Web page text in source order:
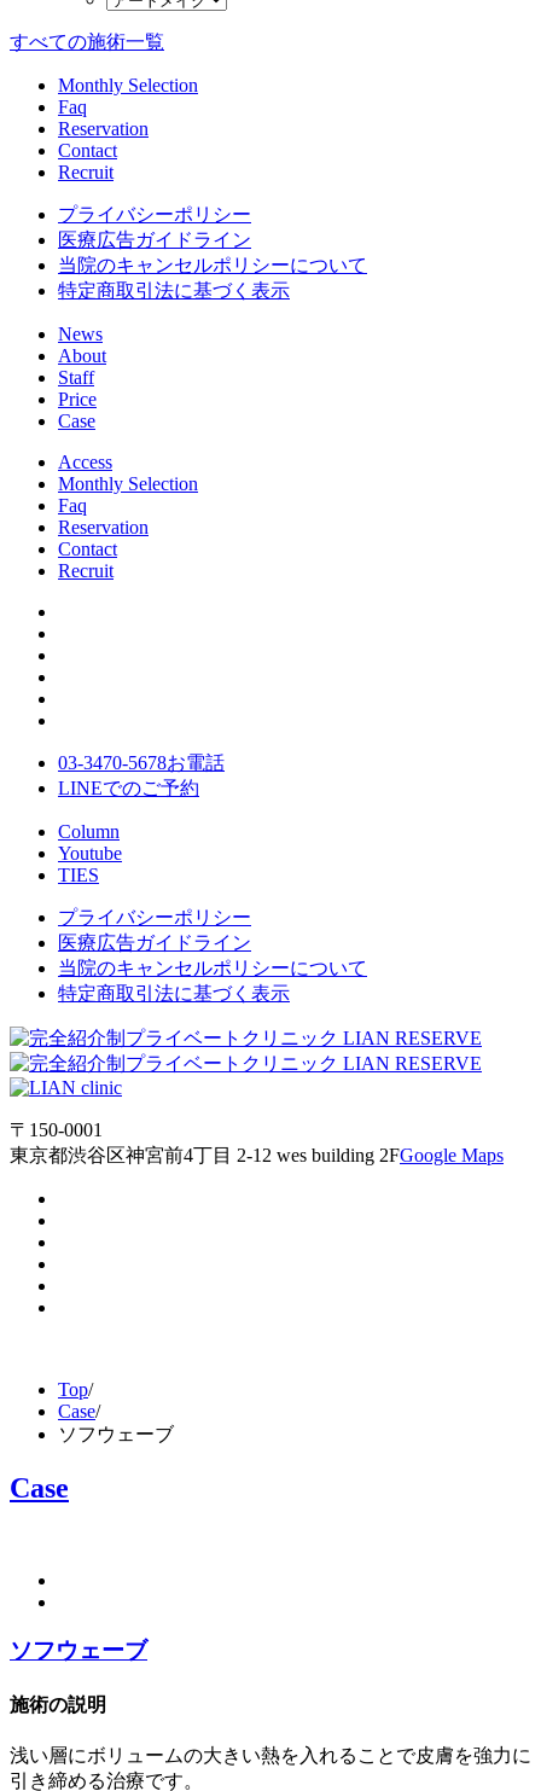
すべての施術一覧
Monthly Selection
Faq
Reservation
Contact
Recruit
プライバシーポリシー
医療広告ガイドライン
当院のキャンセルポリシーについて
特定商取引法に基づく表示
News
About
Staff
Price
Case
Access
Monthly Selection
Faq
Reservation
Contact
Recruit
03-3470-5678お電話
LINEでのご予約
Column
Youtube
TIES
プライバシーポリシー
医療広告ガイドライン
当院のキャンセルポリシーについて
特定商取引法に基づく表示
〒150-0001
東京都渋谷区神宮前4丁目 2-12 wes building 2FGoogle Maps
Top/
Case/
ソフウェーブ
Case
ソフウェーブ
施術の説明
浅い層にボリュームの大きい熱を入れることで皮膚を強力に
引き締める治療です。